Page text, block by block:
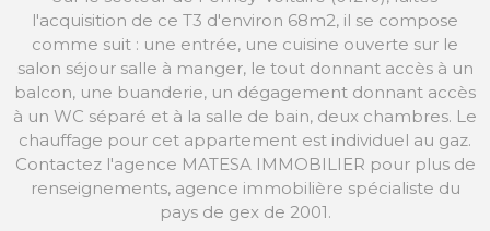
l'acquisition de ce T3 d'environ 68m2, il se compose
comme suit : une entrée, une cuisine ouverte sur le
salon séjour salle à manger, le tout donnant accès à un
balcon, une buanderie, un dégagement donnant accès
à un WC séparé et à la salle de bain, deux chambres. Le
chauffage pour cet appartement est individuel au gaz.
Contactez l'agence MATESAIMMOBILIER pour plus de
renseignements, agence immobilière spécialiste du
pays de gex de 2001.